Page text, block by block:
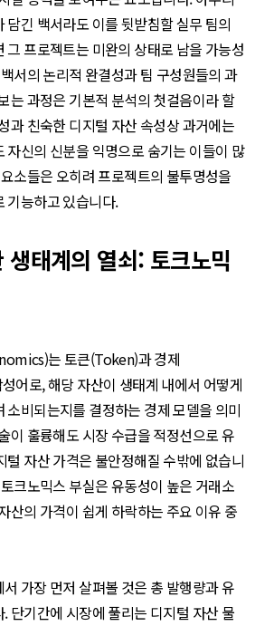
담긴 백서라도 이를 뒷받침할 실무 팀의
그 프로젝트는 미완의 상태로 남을 가능성
서의 논리적 완결성과 팀 구성원들의 과
는 과정은 기본적 분석의 첫걸음이라 할
과 친숙한 디지털 자산 속성상 과거에는
자신의 신분을 익명으로 숨기는 이들이 많
소들은 오히려 프로젝트의 불투명성을
기능하고 있습니다.
생태계의 열쇠: 토크노믹
는 토큰(Token)과 경제
어로, 해당 자산이 생태계 내에서 어떻게
소비되는지를 결정하는 경제 모델을 의미
이 훌륭해도 시장 수급을 적정선으로 유
털 자산 가격은 불안정해질 수밖에 없습니
크노믹스 부실은 유동성이 높은 거래소
산의 가격이 쉽게 하락하는 주요 이유 중
가장 먼저 살펴볼 것은 총 발행량과 유
단기간에 시장에 풀리는 디지털 자산 물